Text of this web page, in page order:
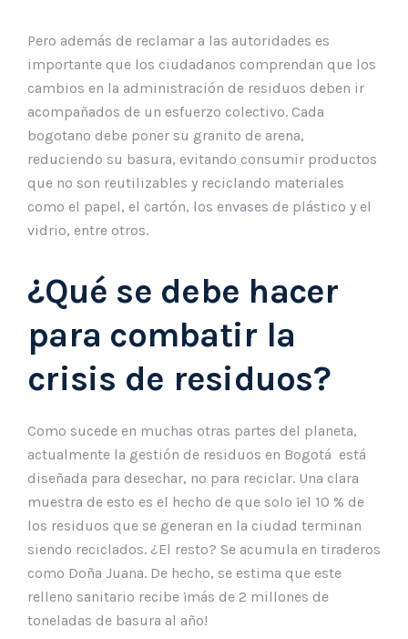
Pero además de reclamar a las autoridades es
importante que los ciudadanos comprendan que los
cambios en la administración de residuos deben ir
acompañados de un esfuerzo colectivo. Cada
bogotano debe poner su granito de arena,
reduciendo su basura, evitando consumir productos
que no son reutilizables y reciclando materiales
como el papel, el cartón, los envases de plástico y el
vidrio, entre otros.
¿Qué se debe hacer
para combatir la
crisis de residuos?
Como sucede en muchas otras partes del planeta,
actualmente la gestión de residuos en Bogotá está
diseñada para desechar, no para reciclar. Una clara
muestra de esto es el hecho de que solo ¡el 10 % de
los residuos que se generan en la ciudad terminan
siendo reciclados. ¿El resto? Se acumula en tiraderos
como Doña Juana. De hecho, se estima que este
relleno sanitario recibe ¡más de 2 millones de
toneladas de basura al año!